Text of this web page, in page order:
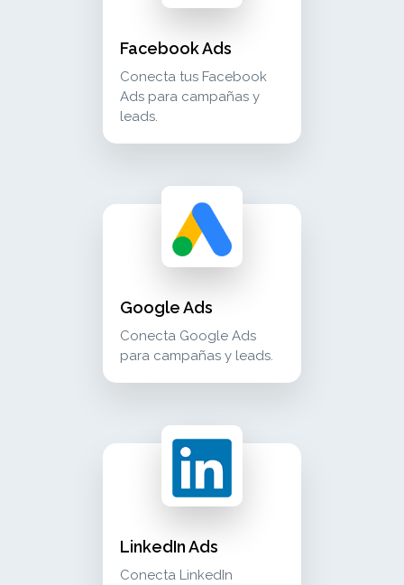
Facebook Ads
Conecta tus Facebook
Ads para campañas y
leads.
google ads conecta google ads para
advertising
Google Ads
Conecta Google Ads
para campañas y leads.
linkedin ads conecta linkedin campaign
advertising
LinkedIn Ads
Conecta LinkedIn